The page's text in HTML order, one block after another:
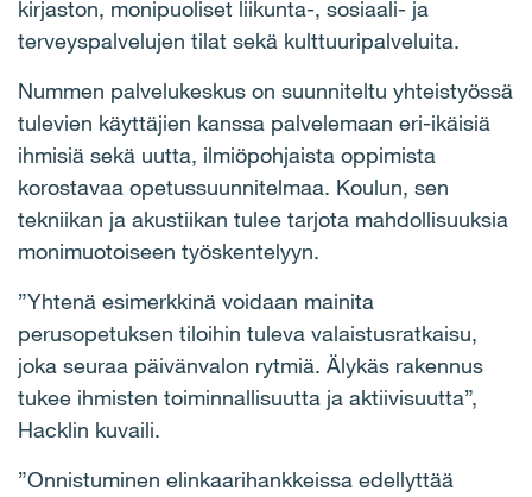
kirjaston, monipuoliset liikunta-, sosiaali- ja
terveyspalvelujen tilat sekä kulttuuripalveluita.
Nummen palvelukeskus on suunniteltu yhteistyössä
tulevien käyttäjien kanssa palvelemaan eri-ikäisiä
ihmisiä sekä uutta, ilmiöpohjaista oppimista
korostavaa opetussuunnitelmaa. Koulun, sen
tekniikan ja akustiikan tulee tarjota mahdollisuuksia
monimuotoiseen työskentelyyn.
”Yhtenä esimerkkinä voidaan mainita
perusopetuksen tiloihin tuleva valaistusratkaisu,
joka seuraa päivänvalon rytmiä. Älykäs rakennus
tukee ihmisten toiminnallisuutta ja aktiivisuutta”,
Hacklin kuvaili.
”Onnistuminen elinkaarihankkeissa edellyttää